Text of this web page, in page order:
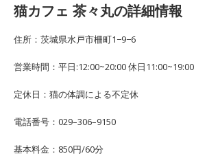
猫カフェ 茶々丸の詳細情報
住所：茨城県水戸市柵町1−9−6
営業時間：平日:12:00~20:00 休日11:00~19:00
定休日：猫の体調による不定休
電話番号：029–306–9150
基本料金：850円/60分